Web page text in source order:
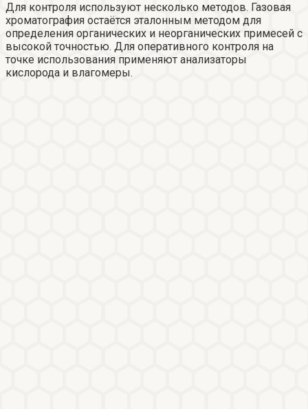
Для контроля используют несколько методов. Газовая
хроматография остаётся эталонным методом для
определения органических и неорганических примесей с
высокой точностью. Для оперативного контроля на
точке использования применяют анализаторы
кислорода и влагомеры.